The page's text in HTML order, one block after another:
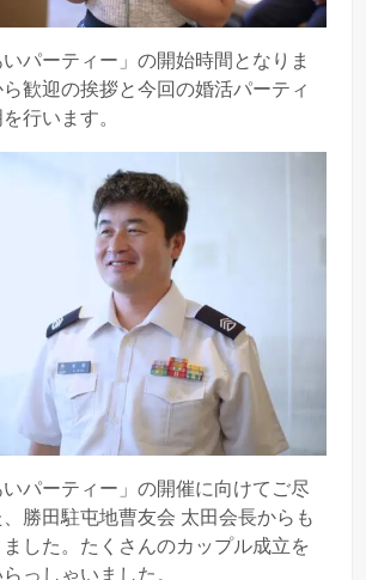
パーティー」の開始時間となりま
歓迎の挨拶と今回の婚活パーティ
行います。
パーティー」の開催に向けてご尽
勝田駐屯地曹友会 太田会長からも
した。たくさんのカップル成立を
っしゃいました。